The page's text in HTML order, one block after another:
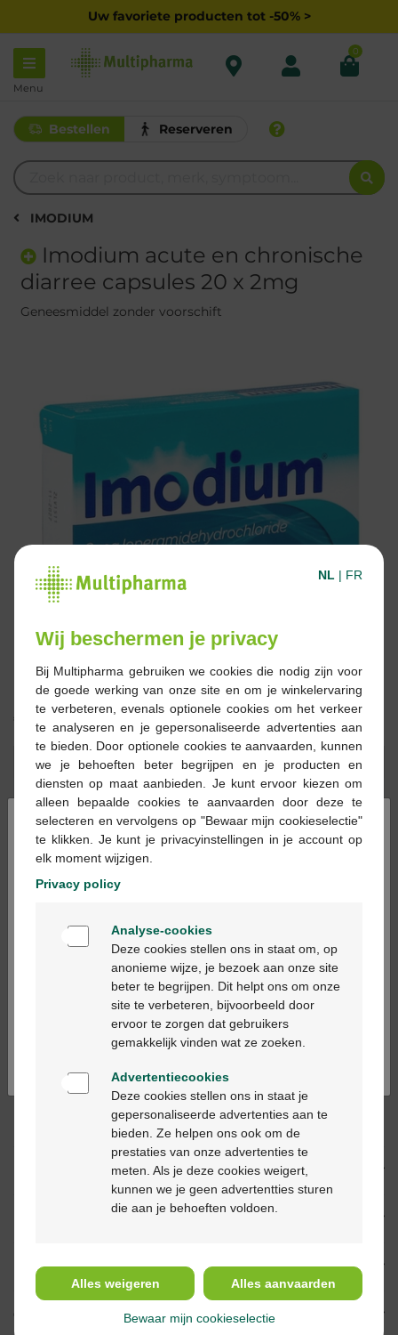
Uw favoriete producten tot -50% >
Menu
0
Bestellen Reserveren
IMODIUM
Imodium acute en chronische
diarree capsules 20 x 2mg
Geneesmiddel zonder voorschift
€ 8,59
Bestellen Reserveren
Op voorraad online
Op werkdagen vóór 12u besteld, volgende
werkdag geleverd
levering in je Multipharma apotheek
levering thuis vanaf €55
betalen
Productbeschrijving
Indicaties
×
Bienvenue
Ga verder in het nederlands
Continuez en français
NL | FR
Wij beschermen je privacy
Bij Multipharma gebruiken we cookies die nodig zijn voor
de goede werking van onze site en om je winkelervaring
te verbeteren, evenals optionele cookies om het verkeer
te analyseren en je gepersonaliseerde advertenties aan
te bieden. Door optionele cookies te aanvaarden, kunnen
we je behoeften beter begrijpen en je producten en
diensten op maat aanbieden. Je kunt ervoor kiezen om
alleen bepaalde cookies te aanvaarden door deze te
selecteren en vervolgens op "Bewaar mijn cookieselectie"
te klikken. Je kunt je privacyinstellingen in je account op
elk moment wijzigen.
Privacy policy
Analyse-cookies
Deze cookies stellen ons in staat om, op
anonieme wijze, je bezoek aan onze site
beter te begrijpen. Dit helpt ons om onze
site te verbeteren, bijvoorbeeld door
ervoor te zorgen dat gebruikers
gemakkelijk vinden wat ze zoeken.
Advertentiecookies
Deze cookies stellen ons in staat je
gepersonaliseerde advertenties aan te
bieden. Ze helpen ons ook om de
prestaties van onze advertenties te
meten. Als je deze cookies weigert,
kunnen we je geen advertentties sturen
die aan je behoeften voldoen.
Alles weigeren Alles aanvaarden
Bewaar mijn cookieselectie